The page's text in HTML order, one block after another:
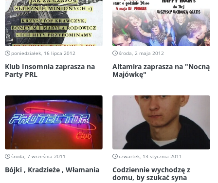
poniedziałek, 16 lipca 2012
Klub Insomnia zaprasza na
Party PRL
środa, 2 maja 2012
Altamira zaprasza na "Nocną
Majówkę"
środa, 7 września 2011
Bójki , Kradzieże , Włamania
czwartek, 13 stycznia 2011
Codziennie wychodzę z
domu, by szukać syna